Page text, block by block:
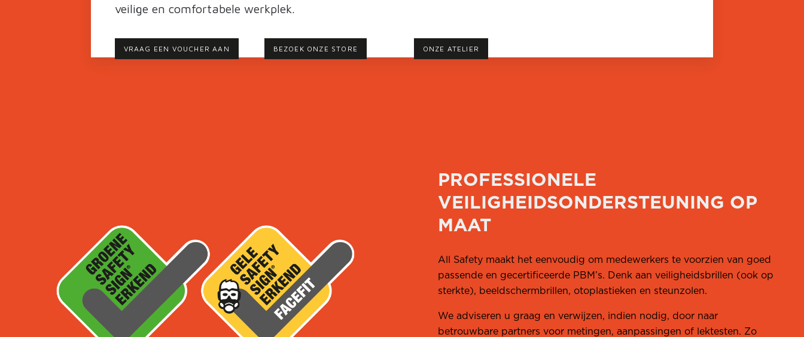
veilige en comfortabele werkplek.
VRAAG EEN VOUCHER AAN BEZOEK ONZE STORE ONZE ATELIER
PROFESSIONELE
VEILIGHEIDSONDERSTEUNING OP
MAAT
All Safety maakt het eenvoudig om medewerkers te voorzien van goed
passende en gecertificeerde PBM’s. Denk aan veiligheidsbrillen (ook op
sterkte), beeldschermbrillen, otoplastieken en steunzolen.
We adviseren u graag en verwijzen, indien nodig, door naar
betrouwbare partners voor metingen, aanpassingen of lektesten. Zo